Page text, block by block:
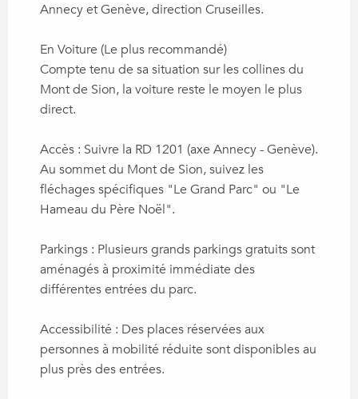
Annecy et Genève, direction Cruseilles.
En Voiture (Le plus recommandé)
Compte tenu de sa situation sur les collines du
Mont de Sion, la voiture reste le moyen le plus
direct.
Accès : Suivre la RD 1201 (axe Annecy - Genève).
Au sommet du Mont de Sion, suivez les
fléchages spécifiques "Le Grand Parc" ou "Le
Hameau du Père Noël".
Parkings : Plusieurs grands parkings gratuits sont
aménagés à proximité immédiate des
différentes entrées du parc.
Accessibilité : Des places réservées aux
personnes à mobilité réduite sont disponibles au
plus près des entrées.